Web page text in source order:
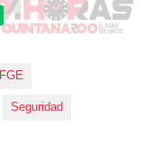
FGE
Seguridad